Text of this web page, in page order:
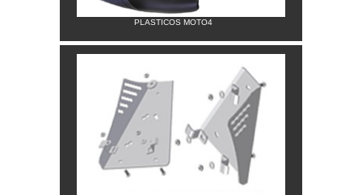
PLASTICOS MOTO4